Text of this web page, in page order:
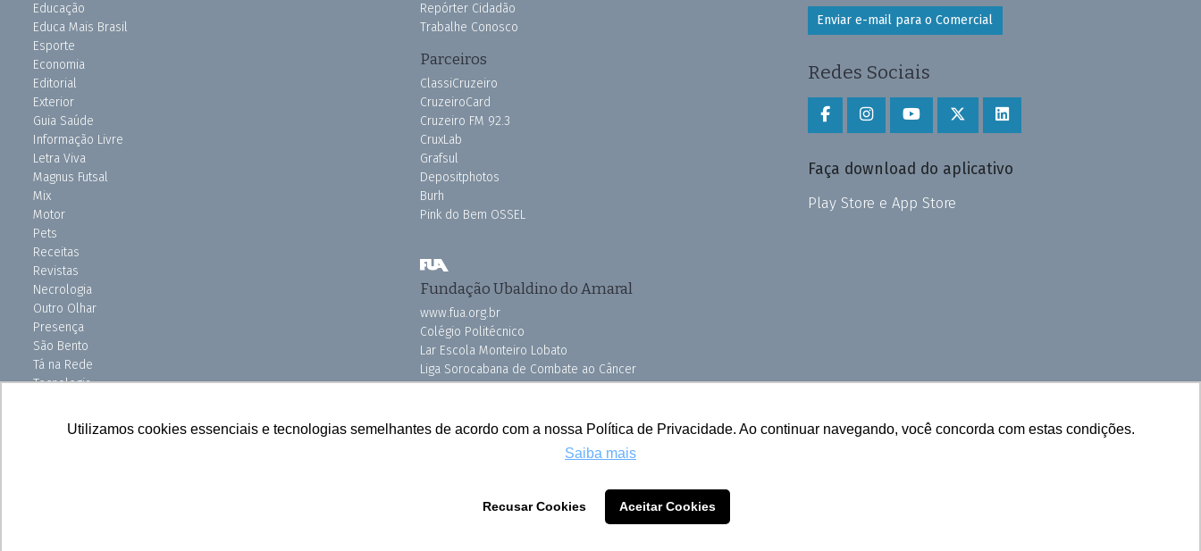
Utilizamos cookies essenciais e tecnologias semelhantes de acordo com a nossa Política de Privacidade. Ao continuar navegando, você concorda com estas condições.
Saiba mais
Recusar Cookies Aceitar Cookies
Educação
Educa Mais Brasil
Esporte
Economia
Editorial
Exterior
Guia Saúde
Informação Livre
Letra Viva
Magnus Futsal
Mix
Motor
Pets
Receitas
Revistas
Necrologia
Outro Olhar
Presença
São Bento
Tá na Rede
Tecnologia
Uniso Ciência
Repórter Cidadão
Trabalhe Conosco
Parceiros
ClassiCruzeiro
CruzeiroCard
Cruzeiro FM 92.3
CruxLab
Grafsul
Depositphotos
Burh
Pink do Bem OSSEL
Fundação Ubaldino do Amaral
www.fua.org.br
Colégio Politécnico
Lar Escola Monteiro Lobato
Liga Sorocabana de Combate ao Câncer
Vila dos Velhinhos
Enviar e-mail para o Comercial
Redes Sociais
Faça download do aplicativo
Play Store e App Store
Todos os direitos reservados © 2025 Cruzeiro do Sul